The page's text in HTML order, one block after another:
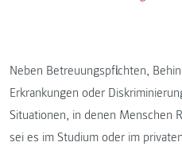
Neben Betreuungspflichten,
Erkrankungen oder
Situationen, in denen Menschen
sei es im Studium oder im